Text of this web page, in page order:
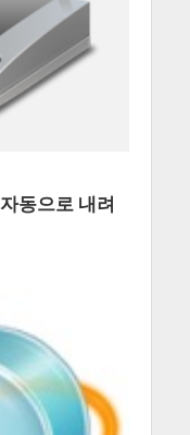
동으로 내려